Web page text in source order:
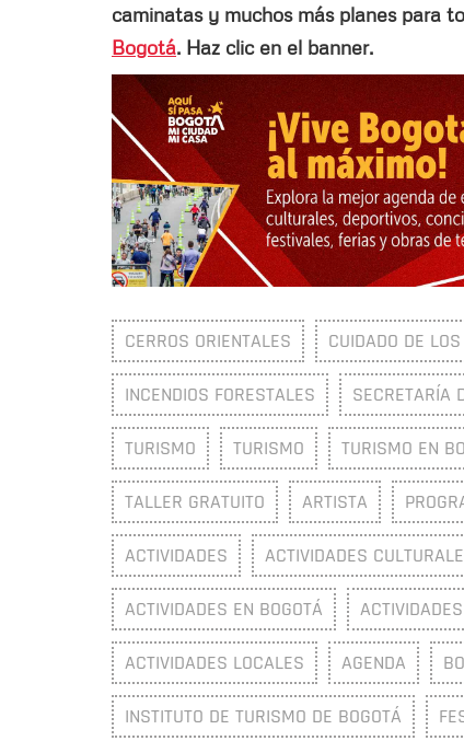
caminatas y muchos más planes para
Bogotá. Haz clic en el banner.
CERROS ORIENTALES CUIDADO DE
INCENDIOS FORESTALES SECRETARÍA
TURISMO TURISMO TURISMO EN
TALLER GRATUITO ARTISTA
ACTIVIDADES ACTIVIDADES
ACTIVIDADES EN BOGOTÁ
ACTIVIDADES LOCALES AGENDA
INSTITUTO DE TURISMO DE BOGOTÁ